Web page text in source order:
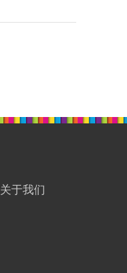
关于我们